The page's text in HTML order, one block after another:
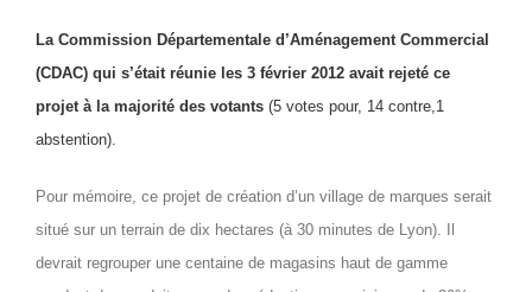
La Commission Départementale d’Aménagement Commercial
(CDAC) qui s’était réunie les 3 février 2012 avait rejeté ce
projet à la majorité des votants (5 votes pour, 14 contre,1
abstention).
Pour mémoire, ce projet de création d’un village de marques serait
situé sur un terrain de dix hectares (à 30 minutes de Lyon). Il
devrait regrouper une centaine de magasins haut de gamme